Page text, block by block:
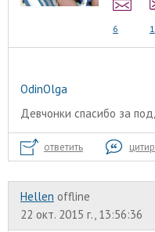
6 1
OdinOlga
Девчонки спасибо за
ответить
Hellen offline
22 окт. 2015 г., 13:56:36